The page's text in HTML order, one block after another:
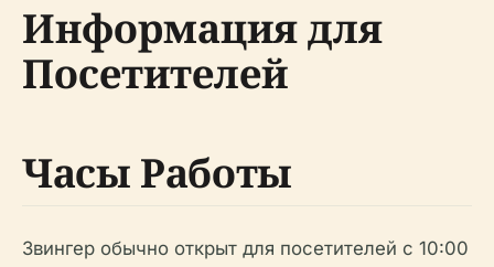
Информация для
Посетителей
Часы Работы
Звингер обычно открыт для посетителей с 10:00